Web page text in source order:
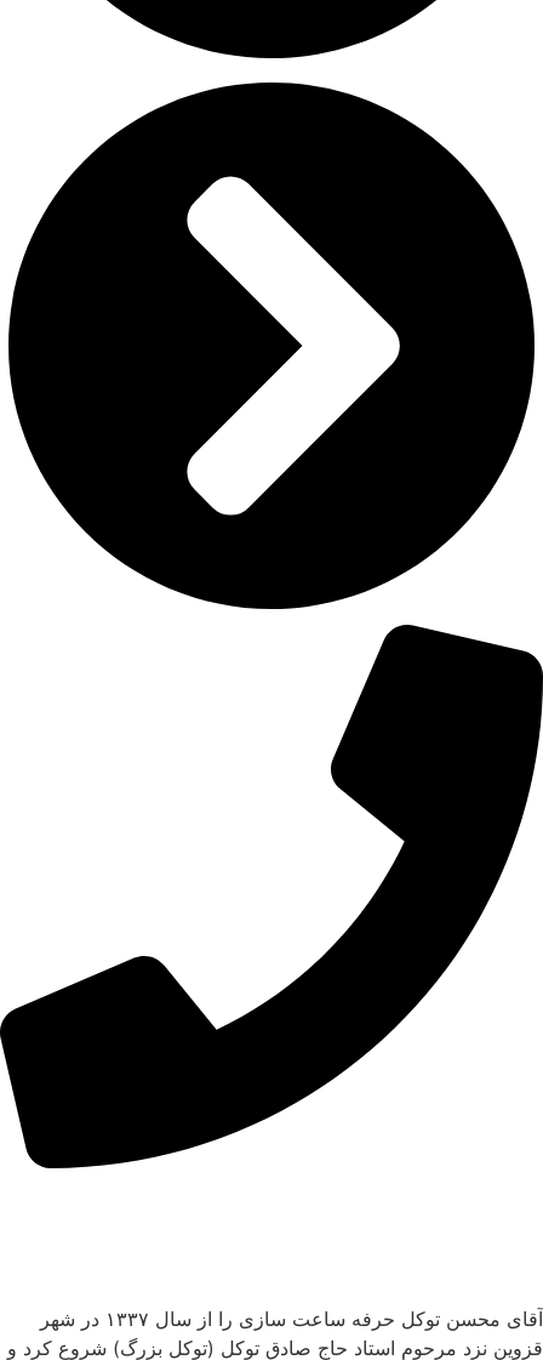
آقای محسن توکل حرفه ساعت سازی را از سال ۱۳۳۷ در شهر
قزوین نزد مرحوم استاد حاج صادق توکل (توکل بزرگ) شروع کرد و